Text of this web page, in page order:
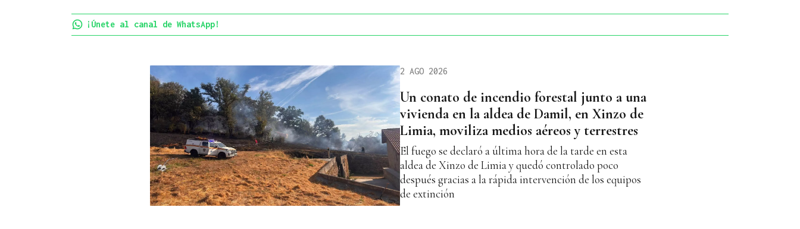
¡Únete al canal de WhatsApp!
2 AGO 2026
Un conato de incendio forestal junto a una
vivienda en la aldea de Damil, en Xinzo de
Limia, moviliza medios aéreos y terrestres
El fuego se declaró a última hora de la tarde en esta
aldea de Xinzo de Limia y quedó controlado poco
después gracias a la rápida intervención de los equipos
de extinción